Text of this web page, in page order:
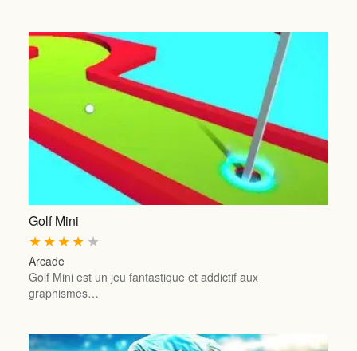
Golf Mini
★
★
★
★
★
Arcade
Golf Mini est un jeu fantastique et addictif aux
graphismes…